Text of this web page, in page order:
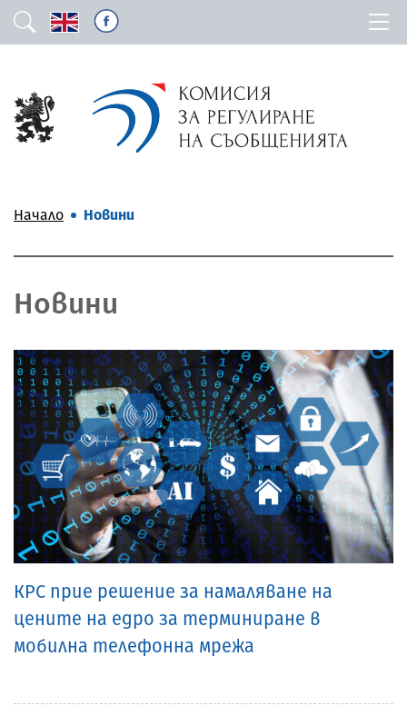
Начало Новини
Новини
КРС прие решение за намаляване на
цените на едро за терминиране в
мобилна телефонна мрежа